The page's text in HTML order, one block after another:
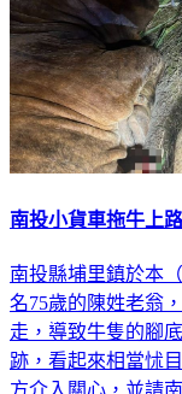
南投小貨車拖牛上
南投縣埔里鎮於本
名75歲的陳姓老翁
走，導致牛隻的腳
跡，看起來相當怵
方介入關心，並請